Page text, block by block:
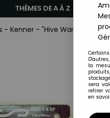
THÈMES DE A À Z
- Kenner - "Hive Wars" Hive
la
sera
retirer
en